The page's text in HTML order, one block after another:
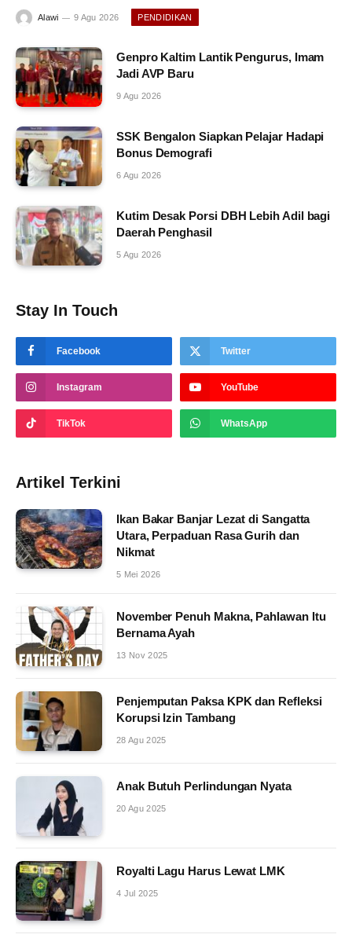
Alawi 9 Agu 2026 PENDIDIKAN
Genpro Kaltim Lantik Pengurus, Imam
Jadi AVP Baru
9 Agu 2026
SSK Bengalon Siapkan Pelajar Hadapi
Bonus Demografi
6 Agu 2026
Kutim Desak Porsi DBH Lebih Adil bagi
Daerah Penghasil
5 Agu 2026
Stay In Touch
Facebook Twitter
Instagram YouTube
TikTok WhatsApp
Artikel Terkini
Ikan Bakar Banjar Lezat di Sangatta
Utara, Perpaduan Rasa Gurih dan
Nikmat
5 Mei 2026
November Penuh Makna, Pahlawan Itu
Bernama Ayah
13 Nov 2025
Penjemputan Paksa KPK dan Refleksi
Korupsi Izin Tambang
28 Agu 2025
Anak Butuh Perlindungan Nyata
20 Agu 2025
Royalti Lagu Harus Lewat LMK
4 Jul 2025